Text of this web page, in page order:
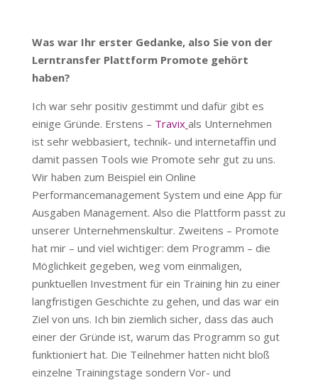
Was war Ihr erster Gedanke, also Sie von der
Lerntransfer Plattform Promote gehört
haben?
Ich war sehr positiv gestimmt und dafür gibt es
einige Gründe. Erstens – Travix als Unternehmen
ist sehr webbasiert, technik- und internetaffin und
damit passen Tools wie Promote sehr gut zu uns.
Wir haben zum Beispiel ein Online
Performancemanagement System und eine App für
Ausgaben Management. Also die Plattform passt zu
unserer Unternehmenskultur. Zweitens – Promote
hat mir – und viel wichtiger: dem Programm – die
Möglichkeit gegeben, weg vom einmaligen,
punktuellen Investment für ein Training hin zu einer
langfristigen Geschichte zu gehen, und das war ein
Ziel von uns. Ich bin ziemlich sicher, dass das auch
einer der Gründe ist, warum das Programm so gut
funktioniert hat. Die Teilnehmer hatten nicht bloß
einzelne Trainingstage sondern Vor- und